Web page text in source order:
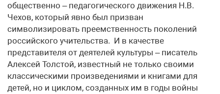
общественно – педагогического движения Н.В.
Чехов, который явно был призван
символизировать преемственность поколений
российского учительства. И в качестве
представителя от деятелей культуры – писатель
Алексей Толстой, известный не только своими
классическими произведениями и книгами для
детей, но и циклом, созданных им в годы войны